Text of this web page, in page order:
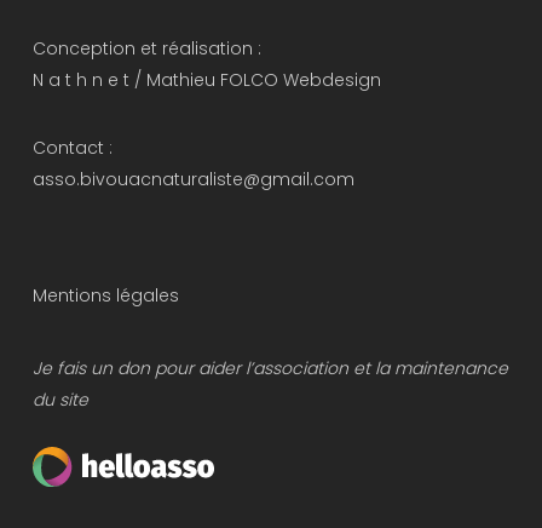
Conception et réalisation :
N a t h n e t / Mathieu FOLCO Webdesign
Contact :
asso.bivouacnaturaliste@gmail.com
Mentions légales
Je fais un don pour aider l’association et la maintenance
du site